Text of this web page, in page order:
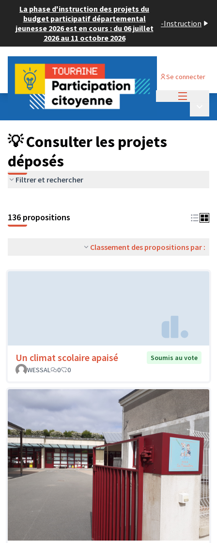
La phase d'instruction des projets du
budget participatif départemental
jeunesse 2026 est en cours : du 06 juillet
2026 au 11 octobre 2026
-Instruction
Se connecter
Budget Participatif JEUNESSE 2024
💡 Consulter les projets déposés
💡 Consulter les projets
déposés
Filtrer et rechercher
136 propositions
Classement des propositions par :
Un climat scolaire apaisé
Soumis au vote
WESSAL
0 0